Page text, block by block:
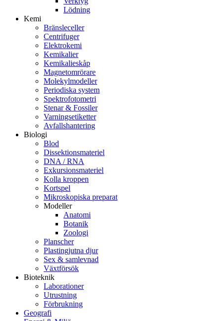
Lödning
Kemi
Bränsleceller
Centrifuger
Elektrokemi
Kemikalier
Kemikalieskåp
Magnetomrörare
Molekylmodeller
Periodiska system
Spektrofotometri
Stenar & Fossiler
Varningsetiketter
Avfallshantering
Biologi
Blod
Dissektionsmateriel
DNA / RNA
Exkursionsmateriel
Kolla kroppen
Kortspel
Mikroskopiska preparat
Modeller
Anatomi
Botanik
Zoologi
Planscher
Plastingjutna djur
Sex & samlevnad
Växtförsök
Bioteknik
Laborationer
Utrustning
Förbrukning
Geografi